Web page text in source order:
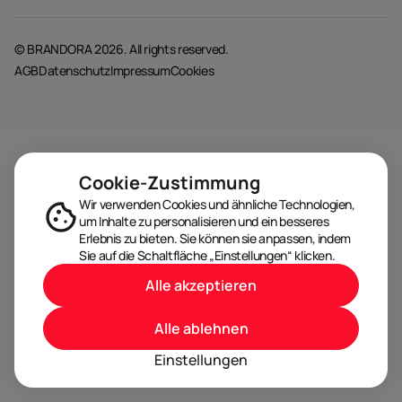
© BRANDORA 2026. All rights reserved.
AGBDatenschutzImpressumCookies
Cookie-Zustimmung
Wir verwenden Cookies und ähnliche Technologien,
um Inhalte zu personalisieren und ein besseres
Erlebnis zu bieten. Sie können sie anpassen, indem
Sie auf die Schaltfläche „Einstellungen“ klicken.
Einstellungen
Alle ablehnen
Alle akzeptieren